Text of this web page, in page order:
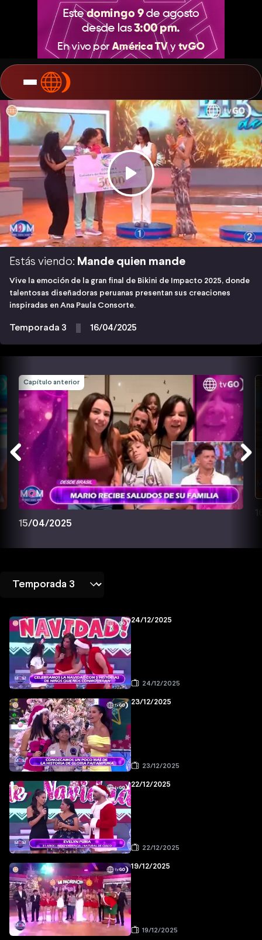
Estás viendo: Mande quien mande
Vive la emoción de la gran final de Bikini de Impacto 2025, donde
talentosas diseñadoras peruanas presentan sus creaciones
inspiradas en Ana Paula Consorte.
Temporada 3 16/04/2025
Capítulo anterior
15/04/2025
24/12/2025
24/12/2025
23/12/2025
23/12/2025
22/12/2025
22/12/2025
19/12/2025
19/12/2025